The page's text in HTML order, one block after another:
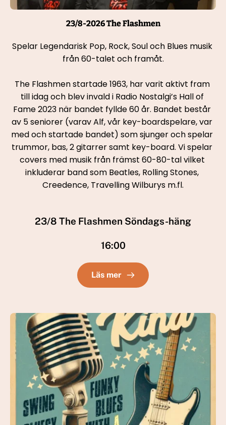
23/8-2026 The Flashmen
Spelar Legendarisk Pop, Rock, Soul och Blues musik
från 60-talet och framåt.
The Flashmen startade 1963, har varit aktivt fram
till idag och blev invald i Radio Nostalgi’s Hall of
Fame 2023 när bandet fyllde 60 år. Bandet består
av 5 seniorer (varav Alf, vår key-boardspelare, var
med och startade bandet) som sjunger och spelar
trummor, bas, 2 gitarrer samt key-board. Vi spelar
covers med musik från främst 60-80-tal vilket
inkluderar band som Beatles, Rolling Stones,
Creedence, Travelling Wilburys m.fl.
23/8 The Flashmen Söndags-häng
16:00
Läs mer